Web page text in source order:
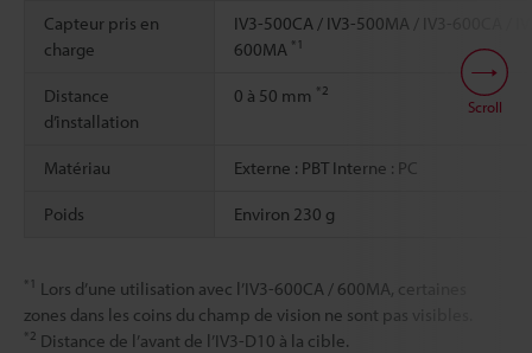
Capteur pris en
charge
IV3-500CA / IV3-500MA / IV3-600CA /
600MA *1
Distance
d’installation
0 à 50 mm *2
Matériau Externe : PBT Interne : PC
Poids Environ 230 g
*1 Lors d’une utilisation avec l’IV3-600CA / 600MA, certaines
zones dans les coins du champ de vision ne sont pas visibles.
*2 Distance de l’avant de l’IV3-D10 à la cible.
Scroll